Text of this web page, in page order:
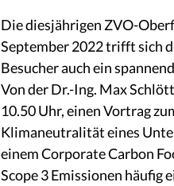
Die diesjährigen ZVO-
September 2022 trifft sich
Besucher auch ein
Von der Dr.-Ing. Max
10.50 Uhr, einen Vortrag
Klimaneutralität eines
einem Corporate Carbon
Scope 3 Emissionen häufig